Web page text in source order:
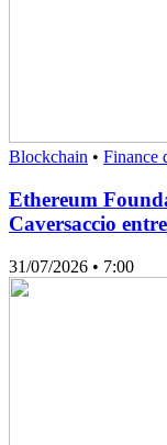
Blockchain • Finance
Ethereum
Caversaccio
31/07/2026 • 7:00